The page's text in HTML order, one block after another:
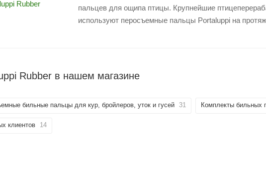
пальцев для ощипа птицы. Крупнейшие
используют перосъемные пальцы Portaluppi на
Rubber в нашем магазине
бильные пальцы для кур, бройлеров, уток и гусей 31 Комплекты бильных
клиентов 14